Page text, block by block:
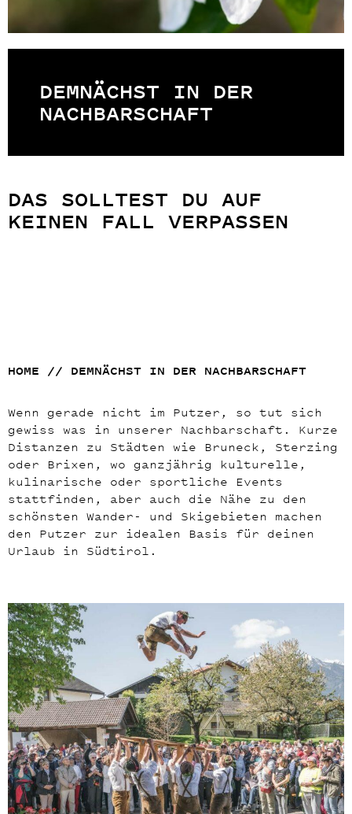
DEMNÄCHST IN DER
NACHBARSCHAFT
DAS SOLLTEST DU AUF
KEINEN FALL VERPASSEN
HOME // DEMNÄCHST IN DER NACHBARSCHAFT
Wenn gerade nicht im Putzer, so tut sich
gewiss was in unserer Nachbarschaft. Kurze
Distanzen zu Städten wie Bruneck, Sterzing
oder Brixen, wo ganzjährig kulturelle,
kulinarische oder sportliche Events
stattfinden, aber auch die Nähe zu den
schönsten Wander- und Skigebieten machen
den Putzer zur idealen Basis für deinen
Urlaub in Südtirol.